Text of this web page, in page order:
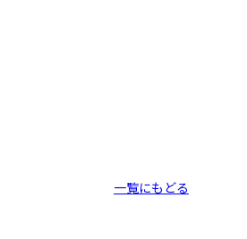
一覧にもどる